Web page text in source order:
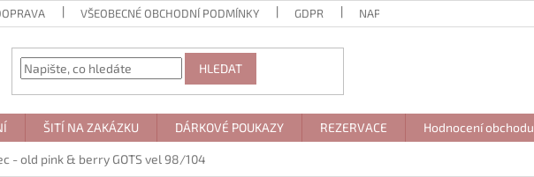
VŠEOBECNÉ OBCHODNÍ PODMÍNKY GDPR NAPIŠTE NÁM
HLEDAT
ŠITÍ NA ZAKÁZKU DÁRKOVÉ POUKAZY REZERVACE Hodnocení obchodu
- old pink & berry GOTS vel 98/104